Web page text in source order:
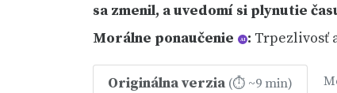
sa zmenil, a uvedomí si plynutie
Morálne ponaučenie AI : Trpezlivosť
Originálna verzia (⏱ ~9 min)